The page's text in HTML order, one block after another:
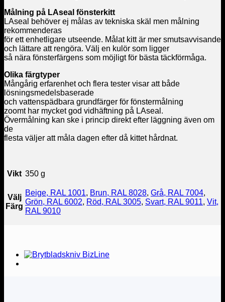
Målning på LAseal fönsterkitt
LAseal behöver ej målas av tekniska skäl men målning
rekommenderas
för ett enhetligare utseende. Målat kitt är mer smutsavvisande
och lättare att rengöra. Välj en kulör som ligger
så nära fönsterfärgens som möjligt för bästa täckförmåga.
Olika färgtyper
Mångårig erfarenhet och flera tester visar att både
lösningsmedelsbaserade
och vattenspädbara grundfärger för fönstermålning
zoomt har mycket god vidhäftning på LAseal.
Övermålning kan ske i princip direkt efter läggning även om
de
flesta väljer att måla dagen efter då kittet hårdnat.
Vikt 350 g
Välj
Färg
Beige, RAL 1001, Brun, RAL 8028, Grå, RAL 7004,
Grön, RAL 6002, Röd, RAL 3005, Svart, RAL 9011, Vit,
RAL 9010